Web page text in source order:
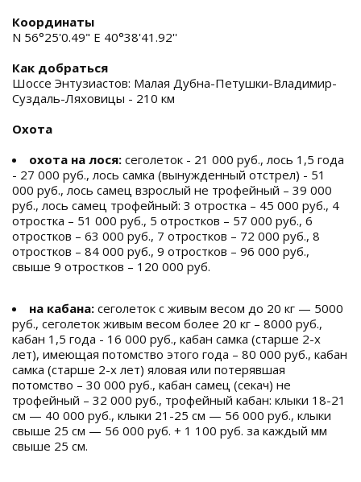
Координаты
N 56°25'0.49" E 40°38'41.92''
Как добраться
Шоссе Энтузиастов: Малая Дубна-Петушки-Владимир-
Суздаль-Ляховицы - 210 км
Охота
охота на лося: сеголеток - 21 000 руб., лось 1,5 года
- 27 000 руб., лось самка (вынужденный отстрел) - 51
000 руб., лось самец взрослый не трофейный – 39 000
руб., лось самец трофейный: 3 отростка – 45 000 руб., 4
отростка – 51 000 руб., 5 отростков – 57 000 руб., 6
отростков – 63 000 руб., 7 отростков – 72 000 руб., 8
отростков – 84 000 руб., 9 отростков – 96 000 руб.,
свыше 9 отростков – 120 000 руб.
на кабана: сеголеток с живым весом до 20 кг — 5000
руб., сеголеток живым весом более 20 кг – 8000 руб.,
кабан 1,5 года - 16 000 руб., кабан самка (старше 2-х
лет), имеющая потомство этого года – 80 000 руб., кабан
самка (старше 2-х лет) яловая или потерявшая
потомство – 30 000 руб., кабан самец (секач) не
трофейный – 32 000 руб., трофейный кабан: клыки 18-21
см — 40 000 руб., клыки 21-25 см — 56 000 руб., клыки
свыше 25 см — 56 000 руб. + 1 100 руб. за каждый мм
свыше 25 см.